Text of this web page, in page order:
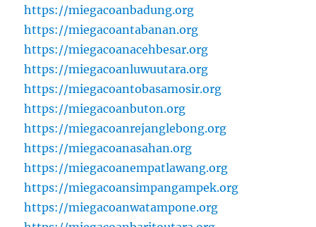
https://miegacoanbadung.org
https://miegacoantabanan.org
https://miegacoanacehbesar.org
https://miegacoanluwuutara.org
https://miegacoantobasamosir.org
https://miegacoanbuton.org
https://miegacoanrejanglebong.org
https://miegacoanasahan.org
https://miegacoanempatlawang.org
https://miegacoansimpangampek.org
https://miegacoanwatampone.org